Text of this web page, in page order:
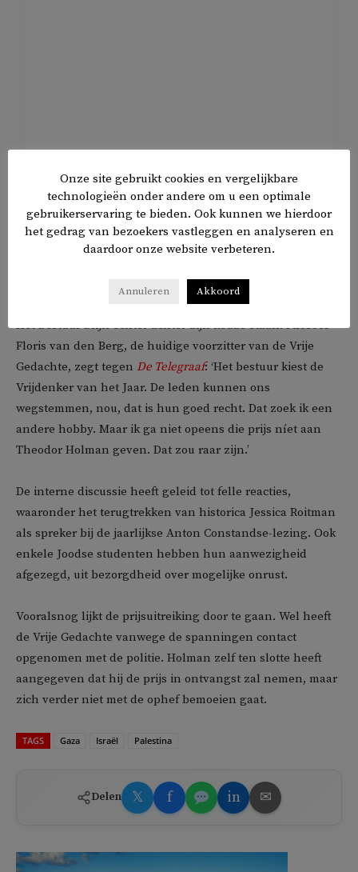
Een ander lid noemde Hamas ‘een monster’ dat is
‘gecreëerd door de joden in Israël’. Hij stelde dat
Palestijnen ‘door Israël ontmenselijkt’ worden in ‘een
genocidale oorlog’. Volgens hem diskwalificeert steun aan
Het bestuur blijft echter achter zijn keuze staan. Filosoof
Floris van den Berg, de huidige voorzitter van de Vrije
Gedachte, zegt tegen De Telegraaf: ‘Het bestuur kiest de
Vrijdenker van het Jaar. De leden kunnen ons
wegstemmen, nou, dat is hun goed recht. Dat zoek ik een
andere hobby. Maar ik ga niet opeens die prijs níet aan
Theodor Holman geven. Dat zou raar zijn.’
De interne discussie heeft geleid tot felle reacties,
waaronder het terugtrekken van historica Jessica Roitman
als spreker bij de jaarlijkse Anton Constandse-lezing. Ook
enkele Joodse studenten hebben hun aanwezigheid
afgezegd, uit bezorgdheid over mogelijke onrust.
Vooralsnog lijkt de prijsuitreiking door te gaan. Wel heeft
de Vrije Gedachte vanwege de spanningen contact
opgenomen met de politie. Holman zelf ten slotte heeft
aangegeven dat hij de prijs in ontvangst zal nemen, maar
zich verder niet met de ophef bemoeien gaat.
TAGS Gaza Israël Palestina
Delen 𝕏 f in ✉
Onze site gebruikt cookies en vergelijkbare
technologieën onder andere om u een optimale
gebruikerservaring te bieden. Ook kunnen we hierdoor
het gedrag van bezoekers vastleggen en analyseren en
daardoor onze website verbeteren.
Annuleren Akkoord